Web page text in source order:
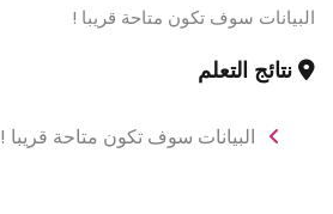
البيانات سوف تكون متاحة قريبا !
نتائج التعلم
البيانات سوف تكون متاحة قريبا !